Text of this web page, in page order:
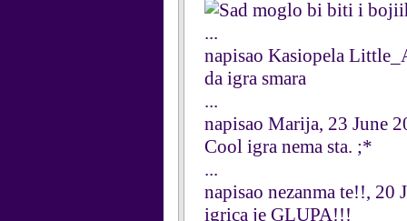
moglo bi biti i
...
napisao Kasiopela
da igra smara
...
napisao Marija, 23 June
Cool igra nema sta. ;*
...
napisao nezanma te!!, 20
igrica je GLUPA!!!